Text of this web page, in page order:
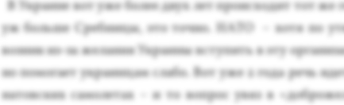
В Ук­ра­ине вот уже бо­лее двух лет про­ис­хо­дит тот же
уж боль­ше Среб­ни­цы, это точ­но. НА­ТО – хо­тя по
воз­ник из-за же­лания Ук­ра­ины всту­пить в эту
но по­мога­ет ук­ра­ин­цам сла­бо. Вот уже 2 го­да речь
на­тов­ских са­моле­тах – и то воп­рос увяз в